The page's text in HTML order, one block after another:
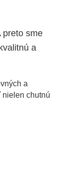
preto sme
a
a
nielen chutnú